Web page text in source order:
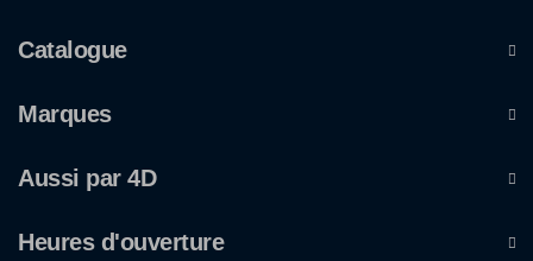
Catalogue
Marques
Aussi par 4D
Heures d'ouverture